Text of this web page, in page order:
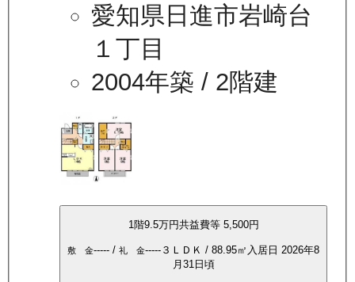
愛知県日進市岩崎台
１丁目
2004年築 / 2階建
1階9.5万円共益費等 5,500円
敷 金----- / 礼 金----- ３ＬＤＫ / 88.95㎡ 入居日 2026年8
月31日頃